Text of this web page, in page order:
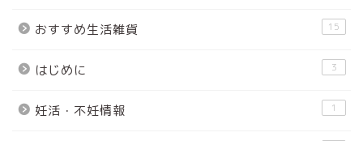
おすすめ生活雑貨 15
はじめに 3
妊活・不妊情報 1